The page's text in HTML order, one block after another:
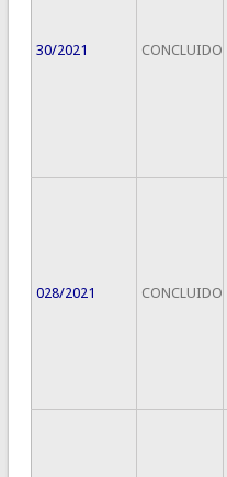
30/2021 CONCLUIDO
028/2021 CONCLUIDO